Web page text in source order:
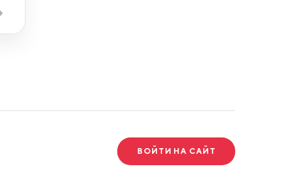
ВОЙТИ НА САЙТ